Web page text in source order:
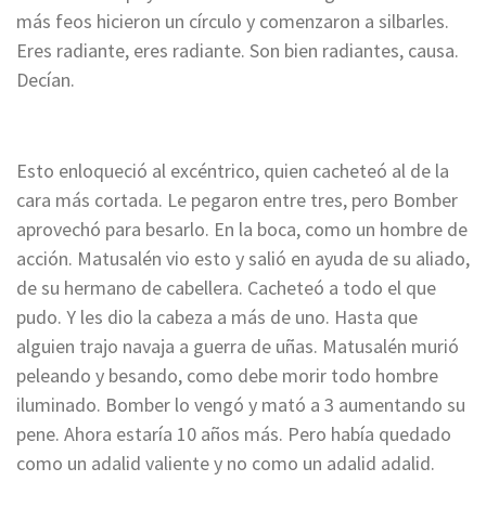
más feos hicieron un círculo y comenzaron a silbarles.
Eres radiante, eres radiante. Son bien radiantes, causa.
Decían.
Esto enloqueció al excéntrico, quien cacheteó al de la
cara más cortada. Le pegaron entre tres, pero Bomber
aprovechó para besarlo. En la boca, como un hombre de
acción. Matusalén vio esto y salió en ayuda de su aliado,
de su hermano de cabellera. Cacheteó a todo el que
pudo. Y les dio la cabeza a más de uno. Hasta que
alguien trajo navaja a guerra de uñas. Matusalén murió
peleando y besando, como debe morir todo hombre
iluminado. Bomber lo vengó y mató a 3 aumentando su
pene. Ahora estaría 10 años más. Pero había quedado
como un adalid valiente y no como un adalid adalid.